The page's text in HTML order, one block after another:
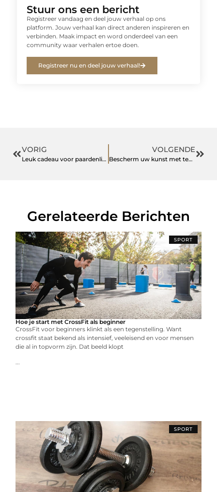
Stuur ons een bericht
Registreer vandaag en deel jouw verhaal op ons
platform. Jouw verhaal kan direct anderen inspireren en
verbinden. Maak impact en word onderdeel van een
community waar verhalen ertoe doen.
Registreer nu en deel jouw verhaal!
VORIG
Leuk cadeau voor paardenliefhebber – alles over speelgoed paarden!
VOLGENDE
Bescherm uw kunst met technische precisie bij het inlijsten van schilderijen
Gerelateerde Berichten
SPORT
Hoe je start met CrossFit als beginner
CrossFit voor beginners klinkt als een tegenstelling. Want
crossfit staat bekend als intensief, veeleisend en voor mensen
die al in topvorm zijn. Dat beeld klopt
...
SPORT